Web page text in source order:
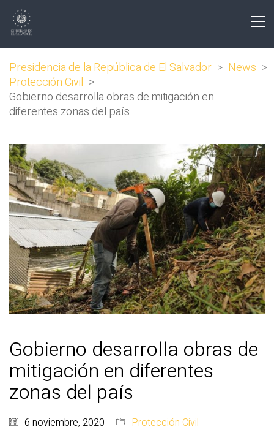
Presidencia de la República de El Salvador > News >
Protección Civil >
Gobierno desarrolla obras de mitigación en
diferentes zonas del país
Gobierno desarrolla obras de
mitigación en diferentes
zonas del país
6 noviembre, 2020 Protección Civil